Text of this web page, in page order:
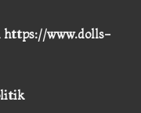
www.dolls-